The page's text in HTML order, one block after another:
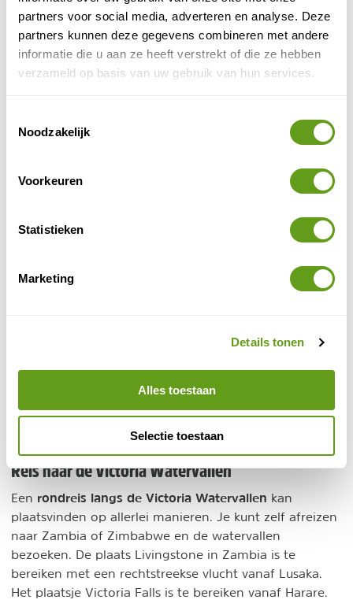
partners voor social media, adverteren en analyse. Deze
partners kunnen deze gegevens combineren met andere
informatie die u aan ze heeft verstrekt of die ze hebben
verzameld op basis van uw gebruik van hun services.
Noodzakelijk
Voorkeuren
Statistieken
Marketing
Details tonen
Alles toestaan
Selectie toestaan
BEKIJK
reizigers staat een bungee jump en een zogenaamde
Reis naar de Victoria Watervallen
Een rondreis langs de Victoria Watervallen kan
plaatsvinden op allerlei manieren. Je kunt zelf afreizen
naar Zambia of Zimbabwe en de watervallen
bezoeken. De plaats Livingstone in Zambia is te
bereiken met een rechtstreekse vlucht vanaf Lusaka.
Het plaatsje Victoria Falls is te bereiken vanaf Harare.